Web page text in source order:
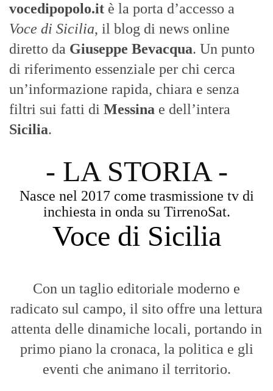
vocedipopolo.it è la porta d’accesso a
Voce di Sicilia, il blog di news online
diretto da Giuseppe Bevacqua. Un punto
di riferimento essenziale per chi cerca
un’informazione rapida, chiara e senza
filtri sui fatti di Messina e dell’intera
Sicilia.
- LA STORIA -
Nasce nel 2017 come trasmissione tv di
inchiesta in onda su TirrenoSat.
Voce di Sicilia
Con un taglio editoriale moderno e
radicato sul campo, il sito offre una lettura
attenta delle dinamiche locali, portando in
primo piano la cronaca, la politica e gli
eventi che animano il territorio.